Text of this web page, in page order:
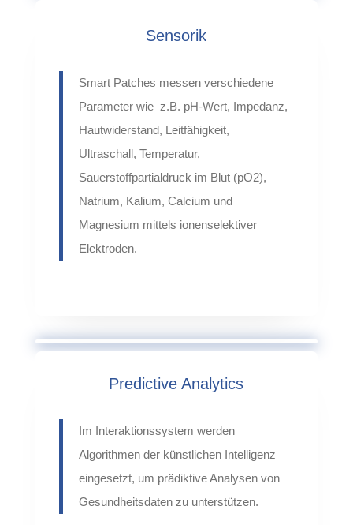
Sensorik
Smart Patches messen verschiedene
Parameter wie z.B. pH-Wert, Impedanz,
Hautwiderstand, Leitfähigkeit,
Ultraschall, Temperatur,
Sauerstoffpartialdruck im Blut (pO2),
Natrium, Kalium, Calcium und
Magnesium mittels ionenselektiver
Elektroden.
Predictive Analytics
Im Interaktionssystem werden
Algorithmen der künstlichen Intelligenz
eingesetzt, um prädiktive Analysen von
Gesundheitsdaten zu unterstützen.